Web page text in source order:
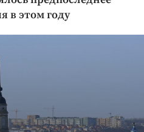
в этом году